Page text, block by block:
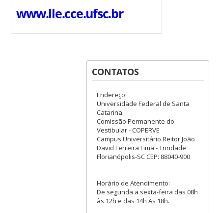
www.lle.cce.ufsc.br
CONTATOS
Endereço:
Universidade Federal de Santa
Catarina
Comissão Permanente do
Vestibular - COPERVE
Campus Universitário Reitor João
David Ferreira Lima - Trindade
Florianópolis-SC CEP: 88040-900
Horário de Atendimento:
De segunda a sexta-feira das 08h
às 12h e das 14h Às 18h.